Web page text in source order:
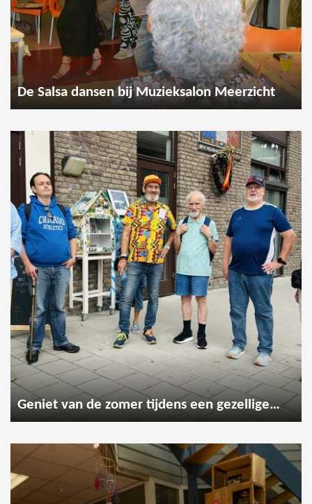
De Salsa dansen bij Muzieksalon Meerzicht
Geniet van de zomer tijdens een gezellige wandeling